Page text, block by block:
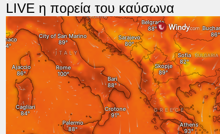
LIVE η πορεία του καύσωνα